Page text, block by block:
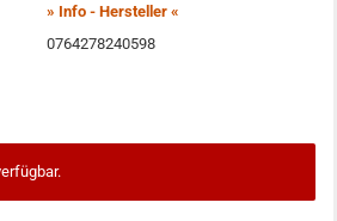
» Info - Hersteller «
0764278240598